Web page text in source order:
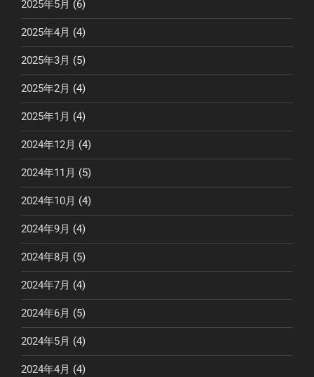
2025年5月 (6)
2025年4月 (4)
2025年3月 (5)
2025年2月 (4)
2025年1月 (4)
2024年12月 (4)
2024年11月 (5)
2024年10月 (4)
2024年9月 (4)
2024年8月 (5)
2024年7月 (4)
2024年6月 (5)
2024年5月 (4)
2024年4月 (4)